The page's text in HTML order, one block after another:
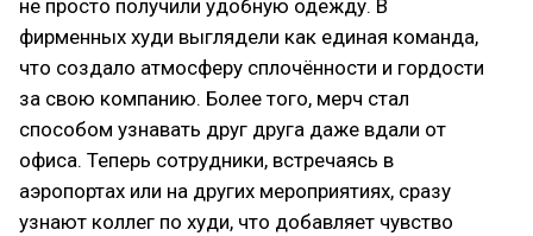
не просто получили удобную одежду. В
фирменных худи выглядели как единая команда,
что создало атмосферу сплочённости и гордости
за свою компанию. Более того, мерч стал
способом узнавать друг друга даже вдали от
офиса. Теперь сотрудники, встречаясь в
аэропортах или на других мероприятиях, сразу
узнают коллег по худи, что добавляет чувство